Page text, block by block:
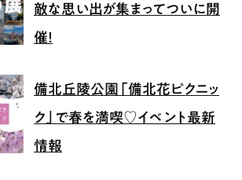
敵な思い出が集まってついに開
催！
備北丘陵公園「備北花ピクニッ
ク」で春を満喫♡イベント最新
情報